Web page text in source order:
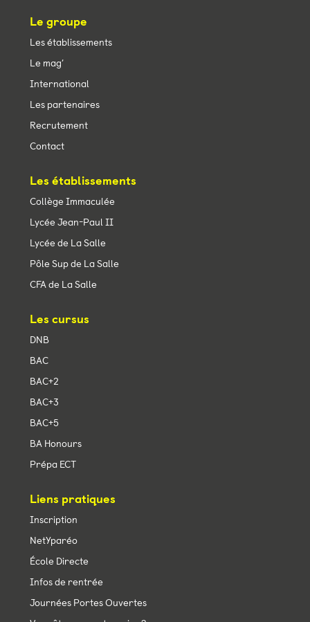
Le groupe
Les établissements
Le mag’
International
Les partenaires
Recrutement
Contact
Les établissements
Collège Immaculée
Lycée Jean-Paul II
Lycée de La Salle
Pôle Sup de La Salle
CFA de La Salle
Les cursus
DNB
BAC
BAC+2
BAC+3
BAC+5
BA Honours
Prépa ECT
Liens pratiques
Inscription
NetYparéo
École Directe
Infos de rentrée
Journées Portes Ouvertes